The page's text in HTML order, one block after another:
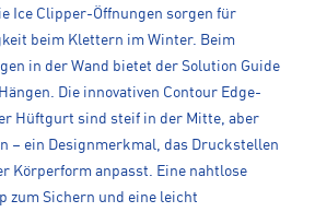
Ice Clipper-Öffnungen sorgen für
beim Klettern im Winter. Beim
in der Wand bietet der Solution Guide
Die innovativen Contour Edge-
Hüftgurt sind steif in der Mitte, aber
– ein Designmerkmal, das Druckstellen
Körperform anpasst. Eine nahtlose
zum Sichern und eine leicht